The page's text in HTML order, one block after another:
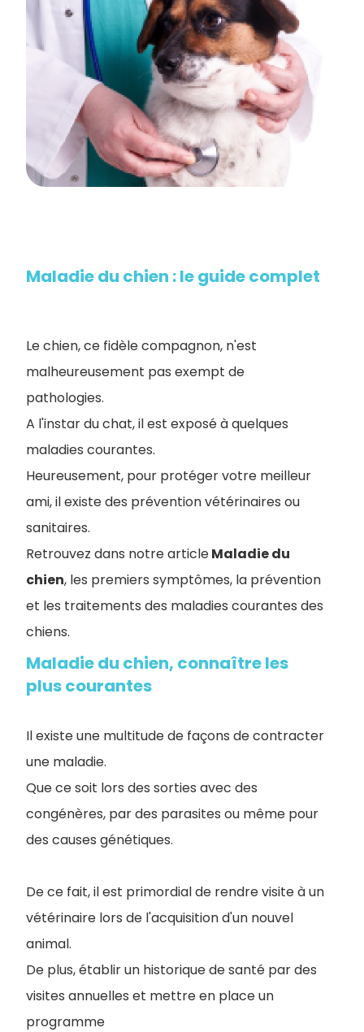
Maladie du chien : le guide complet
Le chien, ce fidèle compagnon, n'est
malheureusement pas exempt de
pathologies.
A l'instar du chat, il est exposé à quelques
maladies courantes.
Heureusement, pour protéger votre meilleur
ami, il existe des prévention vétérinaires ou
sanitaires.
Retrouvez dans notre articleMaladie du
chien, les premiers symptômes, la prévention
et les traitements des maladies courantes des
chiens.
Maladie du chien, connaître les
plus courantes
Il existe une multitude de façons de contracter
une maladie.
Que ce soit lors des sorties avec des
congénères, par des parasites ou même pour
des causes génétiques.
De ce fait, il est primordial de rendre visite à un
vétérinaire lors de l'acquisition d'un nouvel
animal.
De plus, établir un historique de santé par des
visites annuelles et mettre en place un
programme